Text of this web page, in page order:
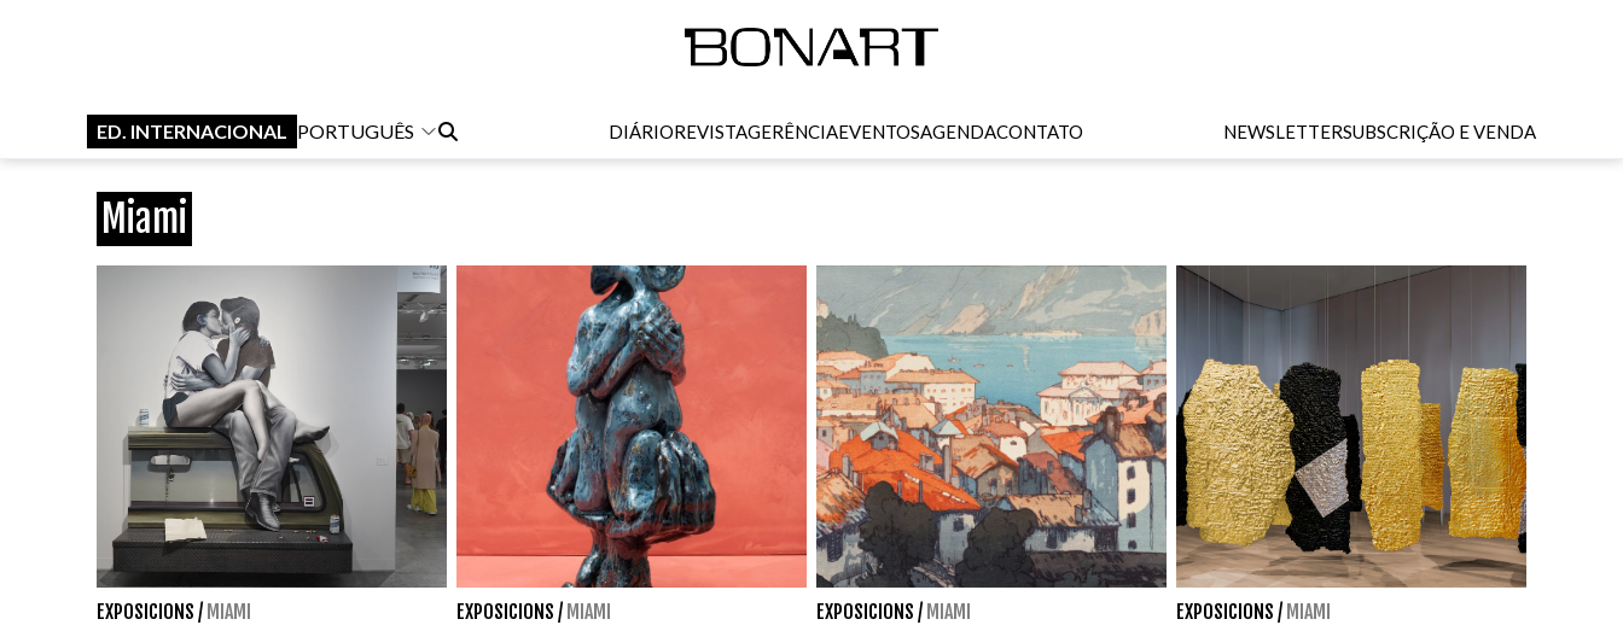
ED. INTERNACIONAL PORTUGUÊS DIÁRIOREVISTAGERÊNCIAEVENTOSAGENDACONTATO NEWSLETTERSUBSCRIÇÃO E VENDA
Miami
EXPOSICIONS / MIAMI EXPOSICIONS / MIAMI EXPOSICIONS / MIAMI EXPOSICIONS / MIAMI